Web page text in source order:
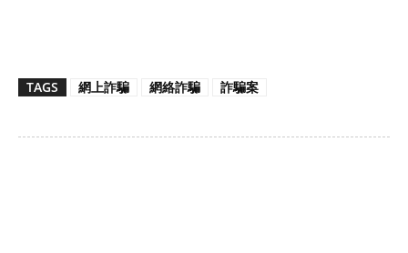
TAGS 網上詐騙 網絡詐騙 詐騙案